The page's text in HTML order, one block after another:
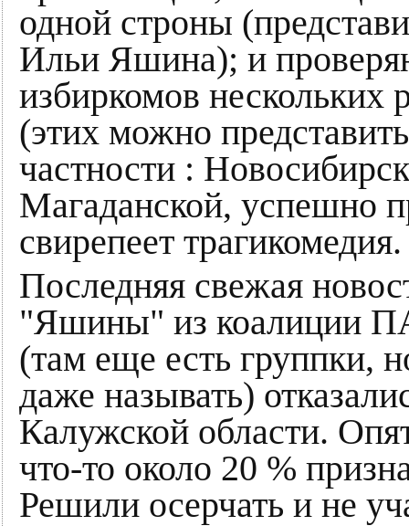
одной строны
Ильи Яшина); и
избиркомов нескольких
(этих можно
частности :
Магаданской, успешно
свирепеет трагикомедия.
Последняя свежая
"Яшины" из коалиции
(там еще есть группки,
даже называть)
Калужской области.
что-то около 20 %
Решили осерчать и не